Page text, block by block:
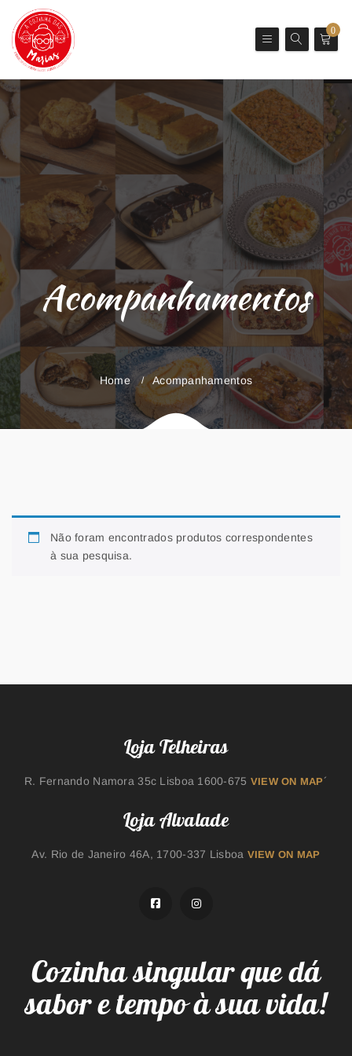
0
Acompanhamentos
Home Acompanhamentos
Não foram encontrados produtos correspondentes
à sua pesquisa.
Loja Telheiras
R. Fernando Namora 35c Lisboa 1600-675 VIEW ON MAP´
Loja Alvalade
Av. Rio de Janeiro 46A, 1700-337 Lisboa VIEW ON MAP
Cozinha singular que dá
sabor e tempo à sua vida!